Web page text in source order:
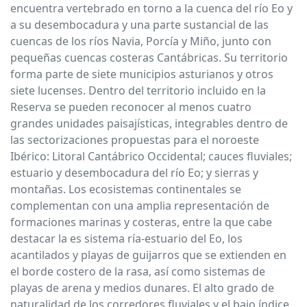
encuentra vertebrado en torno a la cuenca del río Eo y
a su desembocadura y una parte sustancial de las
cuencas de los ríos Navia, Porcía y Miño, junto con
pequeñas cuencas costeras Cantábricas. Su territorio
forma parte de siete municipios asturianos y otros
siete lucenses. Dentro del territorio incluido en la
Reserva se pueden reconocer al menos cuatro
grandes unidades paisajísticas, integrables dentro de
las sectorizaciones propuestas para el noroeste
Ibérico: Litoral Cantábrico Occidental; cauces fluviales;
estuario y desembocadura del río Eo; y sierras y
montañas. Los ecosistemas continentales se
complementan con una amplia representación de
formaciones marinas y costeras, entre la que cabe
destacar la es sistema ría-estuario del Eo, los
acantilados y playas de guijarros que se extienden en
el borde costero de la rasa, así como sistemas de
playas de arena y medios dunares. El alto grado de